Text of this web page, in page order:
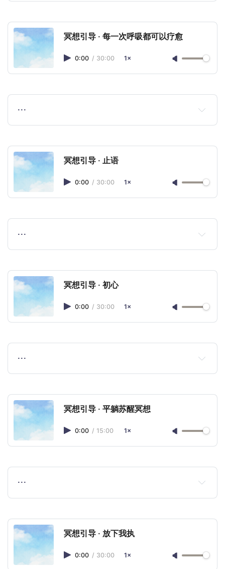
冥想引导 · 每一次呼吸都可以疗愈
0:00 / 30:00 1×
…
冥想引导 · 止语
0:00 / 30:00 1×
…
冥想引导 · 初心
0:00 / 30:00 1×
…
冥想引导 · 平躺苏醒冥想
0:00 / 15:00 1×
…
冥想引导 · 放下我执
0:00 / 30:00 1×